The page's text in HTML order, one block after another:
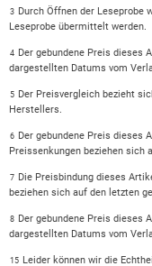
3
Durch Öffnen der Leseprobe
Leseprobe übermittelt werden.
4
Der gebundene Preis dieses
dargestellten Datums vom
5
Der Preisvergleich bezieht
Herstellers.
6
Der gebundene Preis dieses
Preissenkungen beziehen sich
7
Die Preisbindung dieses
beziehen sich auf den letzten
8
Der gebundene Preis dieses
dargestellten Datums vom
15 Leider können wir die